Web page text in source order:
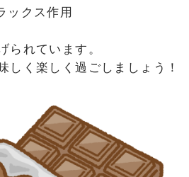
ックス作用
られています。
しく楽しく過ごしましょう！